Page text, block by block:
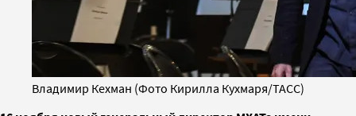
Владимир Кехман (Фото Кирилла Кухмаря/ТАСС)